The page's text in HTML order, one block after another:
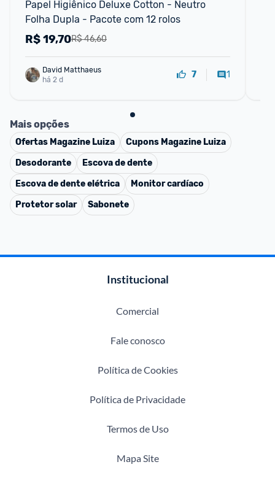
Papel Higiênico Deluxe Cotton - Neutro
Folha Dupla - Pacote com 12 rolos
R$ 46,60
R$19,70
há 2 d
7 1
Mais opções
Ofertas Magazine Luiza Cupons Magazine Luiza
Desodorante
Escova de dente
Escova de dente elétrica
Monitor cardíaco
Protetor solar
Sabonete
Institucional
Comercial
Fale conosco
Política de Cookies
Política de Privacidade
Termos de Uso
Mapa Site